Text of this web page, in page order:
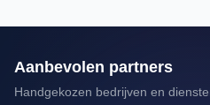
Aanbevolen partners
Handgekozen bedrijven en